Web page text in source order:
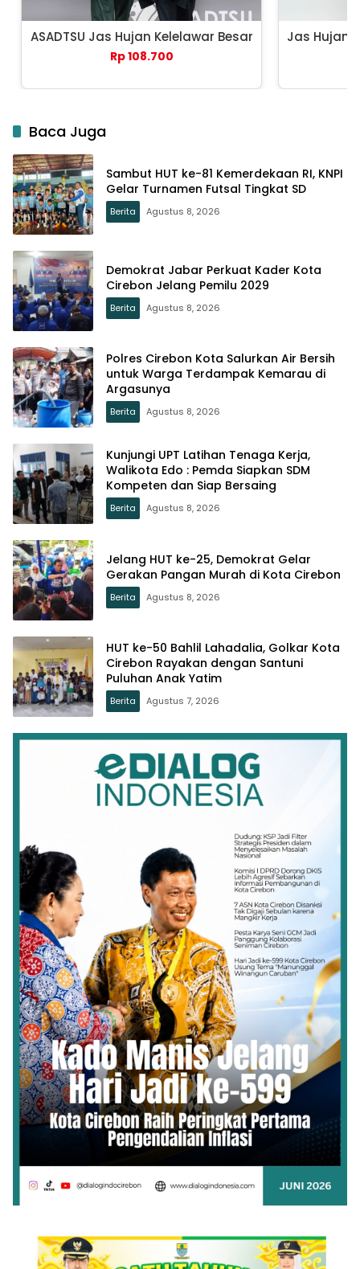
ASADTSU Jas Hujan Kelelawar Besar
Rp 108.700
Jas Hujan
Baca Juga
Sambut HUT ke-81 Kemerdekaan RI, KNPI
Gelar Turnamen Futsal Tingkat SD
Berita Agustus 8, 2026
Demokrat Jabar Perkuat Kader Kota
Cirebon Jelang Pemilu 2029
Berita Agustus 8, 2026
Polres Cirebon Kota Salurkan Air Bersih
untuk Warga Terdampak Kemarau di
Argasunya
Berita Agustus 8, 2026
Kunjungi UPT Latihan Tenaga Kerja,
Walikota Edo : Pemda Siapkan SDM
Kompeten dan Siap Bersaing
Berita Agustus 8, 2026
Jelang HUT ke-25, Demokrat Gelar
Gerakan Pangan Murah di Kota Cirebon
Berita Agustus 8, 2026
HUT ke-50 Bahlil Lahadalia, Golkar Kota
Cirebon Rayakan dengan Santuni
Puluhan Anak Yatim
Berita Agustus 7, 2026